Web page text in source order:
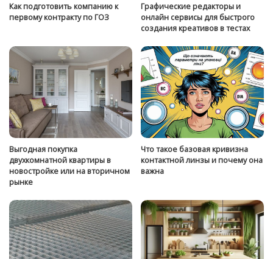
Как подготовить компанию к
первому контракту по ГОЗ
Графические редакторы и
онлайн сервисы для быстрого
создания креативов в тестах
Выгодная покупка
двухкомнатной квартиры в
новостройке или на вторичном
рынке
Что такое базовая кривизна
контактной линзы и почему она
важна